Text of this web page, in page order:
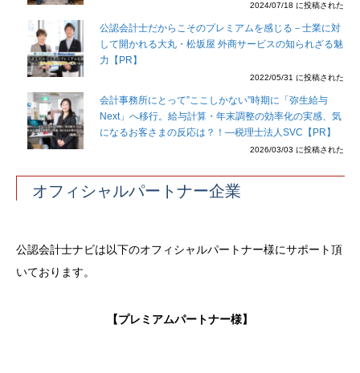
2024/07/18 に投稿された
公認会計士だからこそのプレミアムを感じる－士業に対
して開かれる大丸・松坂屋 外商サービスの知られざる魅
力【PR】
2022/05/31 に投稿された
会計事務所にとって”ここしかない”時期に「弥生給与
Next」へ移行。給与計算・年末調整の効率化の実感、気
になるお客さまの反応は？！―税理士法人SVC【PR】
2026/03/03 に投稿された
オフィシャルパートナー企業
公認会計士ナビは以下のオフィシャルパートナー様にサポート頂
いております。
【プレミアムパートナー様】